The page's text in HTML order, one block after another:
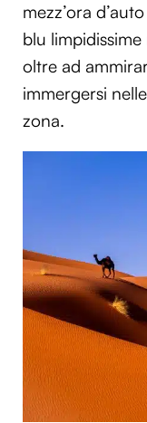
mezz’ora
blu
oltre ad
immergersi
zona.